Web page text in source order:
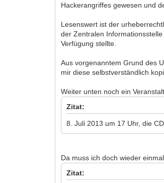
Hackerangriffes gewesen und
Lesenswert ist der
der Zentralen
Verfügung stellte.
Aus vorgenanntem Grund des
mir diese selbstverständlich
Weiter unten noch ein
Zitat:
8. Juli 2013 um 17 Uhr, die
Da muss ich doch wieder
Zitat: